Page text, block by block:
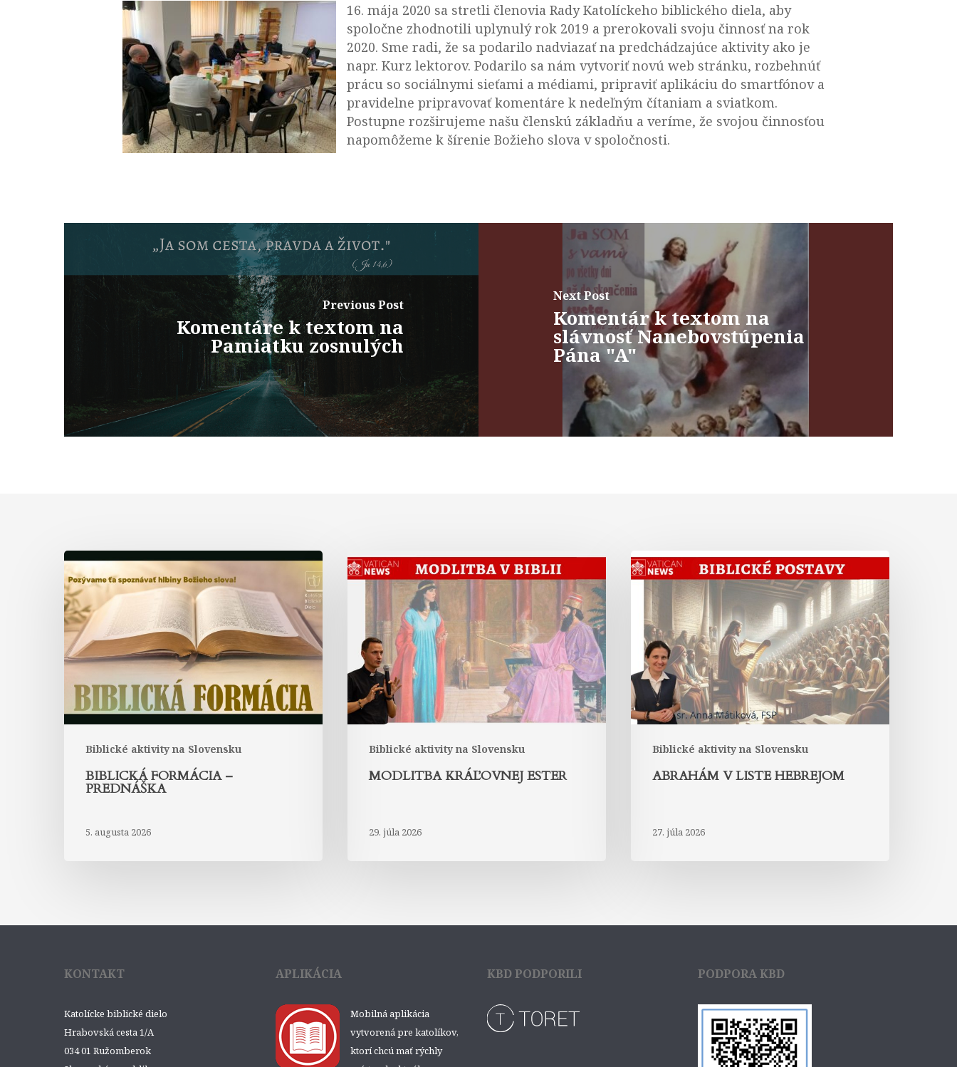
16. mája 2020 sa stretli členovia Rady Katolíckeho biblického diela, aby
spoločne zhodnotili uplynulý rok 2019 a prerokovali svoju činnosť na rok
2020. Sme radi, že sa podarilo nadviazať na predchádzajúce aktivity ako je
napr. Kurz lektorov. Podarilo sa nám vytvoriť novú web stránku, rozbehnúť
prácu so sociálnymi sieťami a médiami, pripraviť aplikáciu do smartfónov a
pravidelne pripravovať komentáre k nedeľným čítaniam a sviatkom.
Postupne rozširujeme našu členskú základňu a veríme, že svojou činnosťou
napomôžeme k šírenie Božieho slova v spoločnosti.
Previous Post
Komentáre k textom na
Pamiatku zosnulých
Next Post
Komentár k textom na
slávnosť Nanebovstúpenia
Pána "A"
Biblické aktivity na Slovensku
Biblická
formácia
–
prednáška
BIBLICKÁ FORMÁCIA –
PREDNÁŠKA
5. augusta 2026
Biblické aktivity na Slovensku
Modlitba
kráľovnej
Ester
MODLITBA KRÁĽOVNEJ ESTER
29. júla 2026
Biblické aktivity na Slovensku
Abrahám
v
Liste
Hebrejom
ABRAHÁM V LISTE HEBREJOM
27. júla 2026
KONTAKT
Katolícke biblické dielo
Hrabovská cesta 1/A
034 01 Ružomberok
APLIKÁCIA
Mobilná aplikácia
vytvorená pre katolíkov,
ktorí chcú mať rýchly
KBD PODPORILI PODPORA KBD